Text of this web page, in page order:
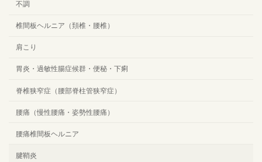
不調
椎間板ヘルニア（頚椎・腰椎）
肩こり
胃炎・過敏性腸症候群・便秘・下痢
脊椎狭窄症（腰部脊柱管狭窄症）
腰痛（慢性腰痛・姿勢性腰痛）
腰痛椎間板ヘルニア
腱鞘炎